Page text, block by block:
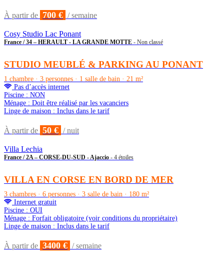
À partir de 700 € / semaine
Cosy Studio Lac Ponant
France / 34 – HERAULT - LA GRANDE MOTTE - Non classé
STUDIO MEUBLÉ & PARKING AU PONANT
1 chambre · 3 personnes · 1 salle de bain · 21 m²
Pas d’accès internet
Piscine : NON
Ménage : Doit être réalisé par les vacanciers
Linge de maison : Inclus dans le tarif
À partir de 50 € / nuit
Villa Lechia
France / 2A – CORSE-DU-SUD - Ajaccio - 4 étoiles
VILLA EN CORSE EN BORD DE MER
3 chambres · 6 personnes · 3 salle de bain · 180 m²
Internet gratuit
Piscine : OUI
Ménage : Forfait obligatoire (voir conditions du propriétaire)
Linge de maison : Inclus dans le tarif
À partir de 3400 € / semaine